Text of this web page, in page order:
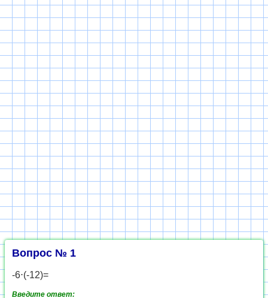
Вопрос № 1
-6⋅(-12)=
Введите ответ: